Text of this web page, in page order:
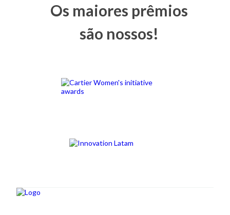
Os maiores prêmios
são nossos!